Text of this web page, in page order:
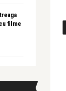
filme